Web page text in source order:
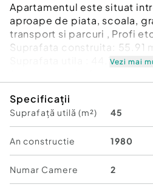
Apartamentul este situat
aproape de piata, scoala,
transport si parcuri , Profi
Suprafata construita: 55.91
Suprafata utila : 44.75 mp.
Se vinde conform pozelor.
Pret: 84.800 Euro. usor
Telefon: 0766.338.893 -
Nu ratati aceasta sansa
informatii si programari
contactati-ne la numarul de
Vezi mai
Specificații
Suprafață utilă (m²) 45
An constructie 1980
Numar Camere 2